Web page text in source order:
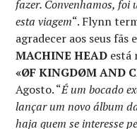
fazer. Convenhamos,
esta viagem“. Flynn
agradecer aos seus
MACHINE HEAD está
«ØF KINGDØM AND
Agosto. “É um bocado
lançar um novo álbum
haja quem se interesse